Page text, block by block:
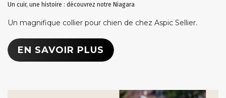
Un cuir, une histoire : découvrez notre Niagara
Un magnifique collier pour chien de chez Aspic Sellier.
EN SAVOIR PLUS